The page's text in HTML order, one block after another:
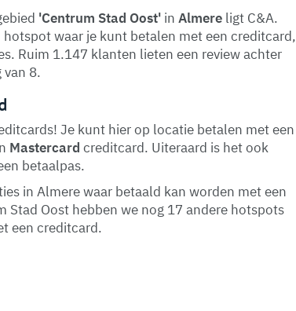
'Centrum Stad Oost' in Almere ligt C&A.
waar je kunt betalen met een creditcard,
Ruim 1.147 klanten lieten een review achter
8.
Je kunt hier op locatie betalen met een
Mastercard creditcard. Uiteraard is het ook
betaalpas.
in Almere waar betaald kan worden met een
Stad Oost hebben we nog 17 andere hotspots
een creditcard.